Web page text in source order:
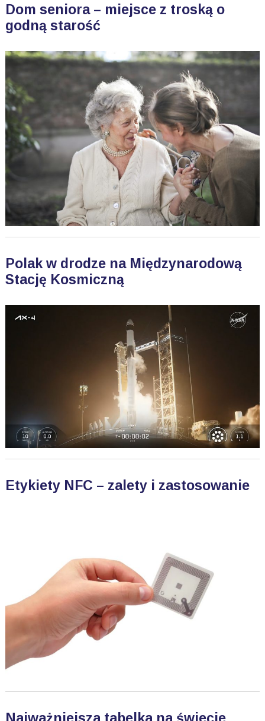
Dom seniora – miejsce z troską o
godną starość
Polak w drodze na Międzynarodową
Stację Kosmiczną
Etykiety NFC – zalety i zastosowanie